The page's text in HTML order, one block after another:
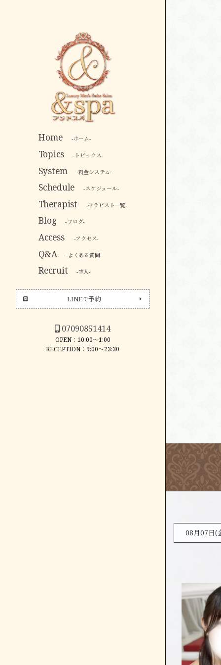
Home -ホーム-
Topics -トピックス-
System -料金システム-
Schedule -スケジュール-
Therapist -セラピスト一覧-
Blog -ブログ-
Access -アクセス-
Q&A -よくある質問-
Recruit -求人-
LINEで予約
07090851414
OPEN：10:00～1:00
RECEPTION：9:00～23:30
08月07日(